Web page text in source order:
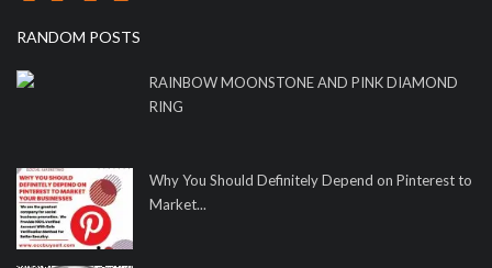
RANDOM POSTS
RAINBOW MOONSTONE AND PINK DIAMOND
RING
Why You Should Definitely Depend on Pinterest to
Market...